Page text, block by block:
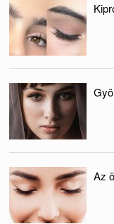
Az